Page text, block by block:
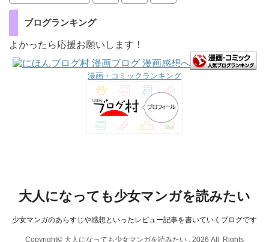
ブログランキング
よかったら応援お願いします！
漫画・コミックランキング
大人になっても少女マンガを読みたい
少女マンガのあらすじや感想といったレビュー記事を書いていくブログです
Copyright© 大人になっても少女マンガを読みたい , 2026 All Rights